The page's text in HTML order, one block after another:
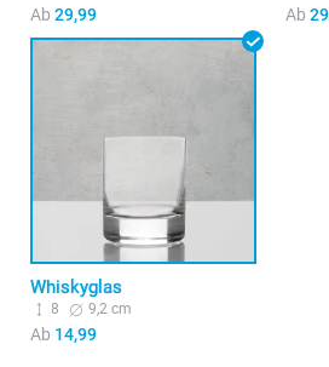
Ab 29,99 Ab
Whiskyglas
8 9,2 cm
Ab 14,99